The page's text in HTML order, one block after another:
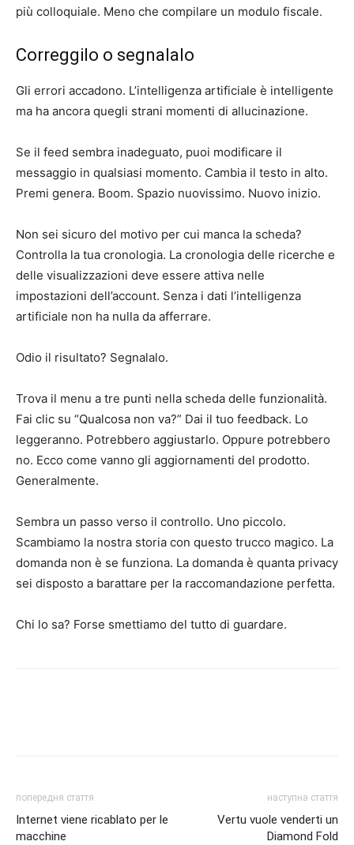
più colloquiale. Meno che compilare un modulo fiscale.
Correggilo o segnalalo
Gli errori accadono. L’intelligenza artificiale è intelligente
ma ha ancora quegli strani momenti di allucinazione.
Se il feed sembra inadeguato, puoi modificare il
messaggio in qualsiasi momento. Cambia il testo in alto.
Premi genera. Boom. Spazio nuovissimo. Nuovo inizio.
Non sei sicuro del motivo per cui manca la scheda?
Controlla la tua cronologia. La cronologia delle ricerche e
delle visualizzazioni deve essere attiva nelle
impostazioni dell’account. Senza i dati l’intelligenza
artificiale non ha nulla da afferrare.
Odio il risultato? Segnalalo.
Trova il menu a tre punti nella scheda delle funzionalità.
Fai clic su “Qualcosa non va?” Dai il tuo feedback. Lo
leggeranno. Potrebbero aggiustarlo. Oppure potrebbero
no. Ecco come vanno gli aggiornamenti del prodotto.
Generalmente.
Sembra un passo verso il controllo. Uno piccolo.
Scambiamo la nostra storia con questo trucco magico. La
domanda non è se funziona. La domanda è quanta privacy
sei disposto a barattare per la raccomandazione perfetta.
Chi lo sa? Forse smettiamo del tutto di guardare.
попередня стаття
Internet viene ricablato per le
macchine
наступна стаття
Vertu vuole venderti un
Diamond Fold